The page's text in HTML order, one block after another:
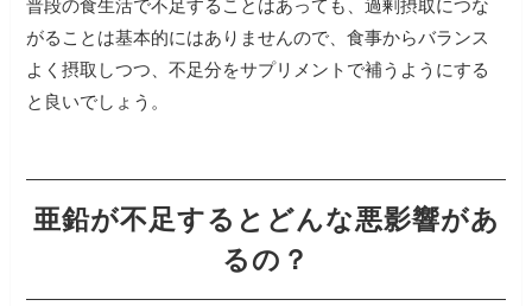
普段の食生活で不足することはあっても、過剰摂取につな
がることは基本的にはありませんので、食事からバランス
よく摂取しつつ、不足分をサプリメントで補うようにする
と良いでしょう。
亜鉛が不足するとどんな悪影響があ
るの？